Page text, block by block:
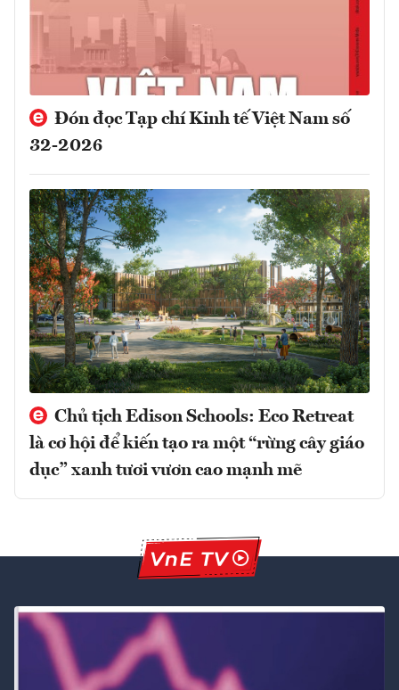
Đón đọc Tạp chí Kinh tế Việt Nam số
32-2026
Chủ tịch Edison Schools: Eco Retreat
là cơ hội để kiến tạo ra một “rừng cây giáo
dục” xanh tươi vươn cao mạnh mẽ